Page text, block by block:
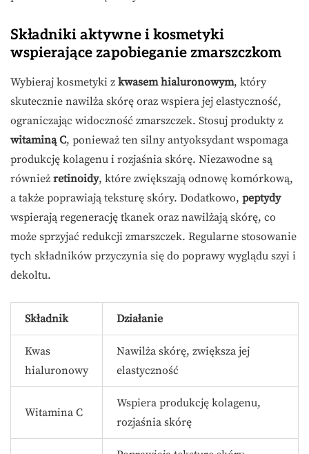
Składniki aktywne i kosmetyki
wspierające zapobieganie zmarszczkom
Wybieraj kosmetyki z kwasem hialuronowym, który
skutecznie nawilża skórę oraz wspiera jej elastyczność,
ograniczając widoczność zmarszczek. Stosuj produkty z
witaminą C, ponieważ ten silny antyoksydant wspomaga
produkcję kolagenu i rozjaśnia skórę. Niezawodne są
również retinoidy, które zwiększają odnowę komórkową,
a także poprawiają teksturę skóry. Dodatkowo, peptydy
wspierają regenerację tkanek oraz nawilżają skórę, co
może sprzyjać redukcji zmarszczek. Regularne stosowanie
tych składników przyczynia się do poprawy wyglądu szyi i
dekoltu.
Składnik Działanie
Kwas
hialuronowy
Nawilża skórę, zwiększa jej
elastyczność
Witamina C
Wspiera produkcję kolagenu,
rozjaśnia skórę